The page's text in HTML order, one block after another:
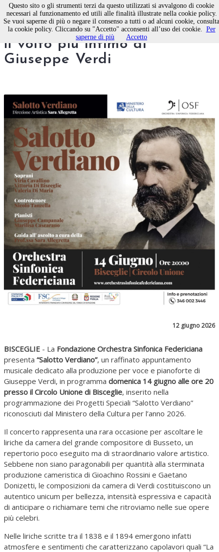
Salotto Verdiano: a Bisceglie
il volto più intimo di
Giuseppe Verdi
12 giugno 2026
BISCEGLIE - La Fondazione Orchestra Sinfonica Federiciana
presenta “Salotto Verdiano”, un raffinato appuntamento
musicale dedicato alla produzione per voce e pianoforte di
Giuseppe Verdi, in programma domenica 14 giugno alle ore 20
presso il Circolo Unione di Bisceglie, inserito nella
programmazione dei Progetti Speciali “Salotto Verdiano”
riconosciuti dal Ministero della Cultura per l’anno 2026.
Il concerto rappresenta una rara occasione per ascoltare le
liriche da camera del grande compositore di Busseto, un
repertorio poco eseguito ma di straordinario valore artistico.
Sebbene non siano paragonabili per quantità alla sterminata
produzione cameristica di Gioachino Rossini e Gaetano
Donizetti, le composizioni da camera di Verdi costituiscono un
autentico unicum per bellezza, intensità espressiva e capacità
di anticipare o richiamare temi che ritroviamo nelle sue opere
più celebri.
Nelle liriche scritte tra il 1838 e il 1894 emergono infatti
atmosfere e sentimenti che caratterizzano capolavori quali “La
Questo sito o gli strumenti terzi da questo utilizzati si avvalgono di cookie
necessari al funzionamento ed utili alle finalità illustrate nella cookie policy.
Se vuoi saperne di più o negare il consenso a tutti o ad alcuni cookie, consulta
la cookie policy. Cliccando su "Accetto" acconsenti all’uso dei cookie. Per
saperne di più
Accetto